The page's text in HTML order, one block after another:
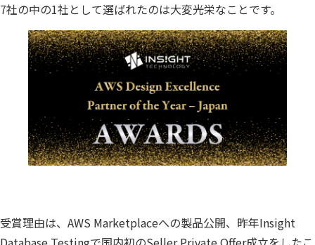
ソフトウェア
データ利活用コンサルティング・データ統合コンサルティ
クラウド移行コンサルティング・データベースコンサルティング・
プロフェッショナルサービス
SQLテスト
クラウド移行
テストデータ作成
ディザスタリカバリ
データガバナンス
データベースバージョ
データベース監査
Qlik データ統合
Denodo Platform
Dbvisit StandbyMP
7社の中の1社として選ばれたのは大変光栄なことです。
受賞理由は、AWS Marketplaceへの製品公開、昨年Insight